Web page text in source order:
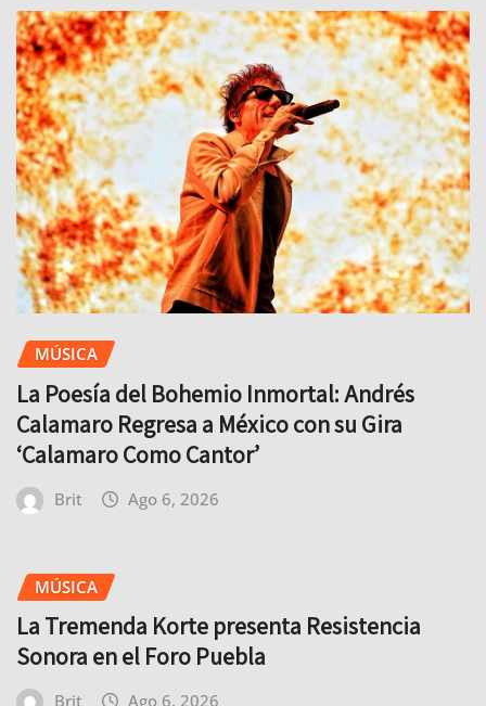
MÚSICA
La Poesía del Bohemio Inmortal: Andrés
Calamaro Regresa a México con su Gira
‘Calamaro Como Cantor’
Brit Ago 6, 2026
MÚSICA
La Tremenda Korte presenta Resistencia
Sonora en el Foro Puebla
Brit Ago 6, 2026